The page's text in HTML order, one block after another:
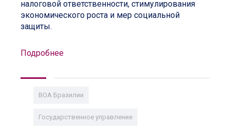
налоговой ответственности, стимулирования
экономического роста и мер социальной
защиты.
Подробнее
ВОА Бразилии
Государственное управление